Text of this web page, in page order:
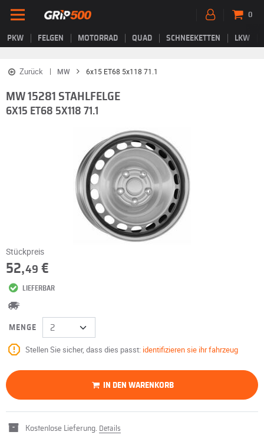
PKW FELGEN MOTORRAD QUAD SCHNEEKETTEN LKW
0
Zurück MW 6x15 ET68 5x118 71.1
MW 15281 STAHLFELGE
6X15 ET68 5X118 71.1
Stückpreis
52,49 €
LIEFERBAR
MENGE
Stellen Sie sicher, dass dies passt: identifizieren sie ihr fahrzeug
IN DEN WARENKORB
Kostenlose Lieferung. Details